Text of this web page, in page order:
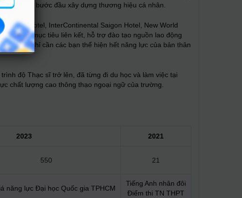
hệ và bước đầu xây dựng thương hiệu cá nhân.
Nhất Hotel, InterContinental Saigon Hotel, New World
nhằm mục tiêu liên kết, hỗ trợ đào tạo nguồn lao động
nhé. Chỉ cần các bạn thể hiện hết năng lực của bản thân
độ Thạc sĩ trở lên, đã từng đi du học và làm việc tại
chất lượng cao thông thạo ngoại ngữ của trường.
2023 2021
550 21
năng lực Đại học Quốc gia TPHCM
Tiếng Anh nhân đôi
Điểm thi TN THPT